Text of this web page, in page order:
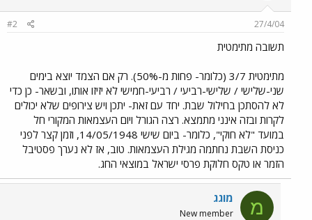
27/4/04
#2
תשובה מתימטית
מתימטית 3/7 (כלומר- פחות מ-50%). רק אם הצמד יוצא בימים
שני-שלישי / שלישי-רביעי / רביעי-חמישי לא יזיזו אותו, ובשאר- כן כדי
לא להסתכן בחילול שבת. יחד עם זאת- יתכן ויש צירופים שלא יכולים
לקרות ובזה אינני מתמצא. רצה הגורל ויום העצמאות המקורי חל
במועד "לא חוקי", כלומר- ביום שישי 14/05/1948, וזמן קצר לפני
כניסת השבת נחתמה מגילת העצמאות. טוב, אז לא נערך פסטיבל
הזמר או טקס חלוקת פרסי ישראל במוצאי החג.
מ מוגג
New member